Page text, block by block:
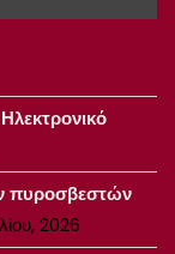
πυροσβεστών
2026